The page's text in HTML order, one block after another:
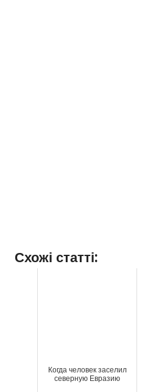
Схожі статті:
Когда человек заселил
северную Евразию